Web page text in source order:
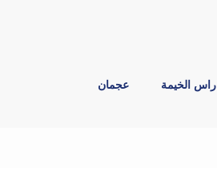
راس الخيمة عجمان